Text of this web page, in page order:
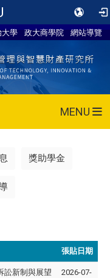
學 政大商學院 網站導覽
MENU
獎助學金
張貼日期
訟新制與展望
2026-07-